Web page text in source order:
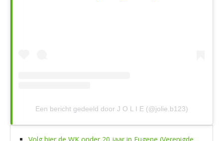
Een bericht gedeeld door J O L I E (@jolie.b123)